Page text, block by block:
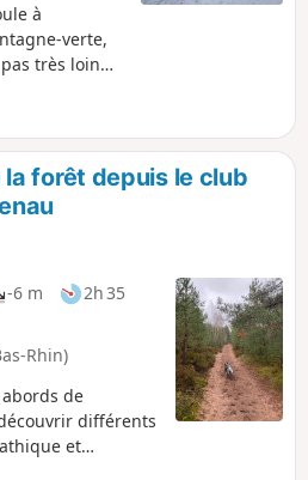
à
verte,
très loin
que la
forêt depuis le club
-6 m
2h 35
Rhin)
de
différents
et